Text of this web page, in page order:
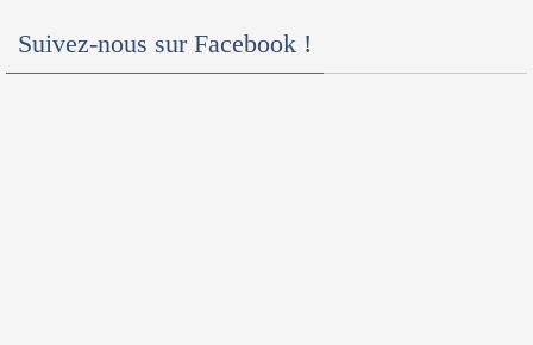
Suivez-nous sur Facebook !